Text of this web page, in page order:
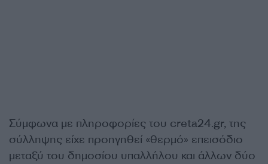
Σύμφωνα με πληροφορίες του creta24.gr, της
σύλληψης είχε προηγηθεί «θερμό» επεισόδιο
μεταξύ του δημοσίου υπαλλήλου και άλλων δύο